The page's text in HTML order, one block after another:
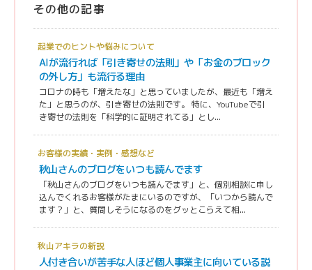
その他の記事
起業でのヒントや悩みについて
AIが流行れば「引き寄せの法則」や「お金のブロック
の外し方」も流行る理由
コロナの時も「増えたな」と思っていましたが、最近も「増え
た」と思うのが、引き寄せの法則です。 特に、YouTubeで引
き寄せの法則を「科学的に証明されてる」とし...
お客様の実績・実例・感想など
秋山さんのブログをいつも読んでます
「秋山さんのブログをいつも読んでます」と、個別相談に申し
込んでくれるお客様がたまにいるのですが、「いつから読んで
ます？」と、質問しそうになるのをグッとこらえて相...
秋山アキラの新説
人付き合いが苦手な人ほど個人事業主に向いている説